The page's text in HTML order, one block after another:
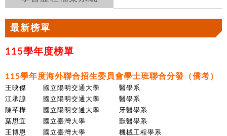
最新榜單
115學年度榜單
115學年度海外聯合招生委員會學士班聯合分發 （僑考）
王映傑 國立陽明交通大學
醫學系
江承諺
國立陽明交通大學
醫學系
陳芊樺
國立陽明交通大學
牙醫學系
葉思宜
國立臺灣大學
獸醫學系
王博恩
國立臺灣大學
機械工程學系